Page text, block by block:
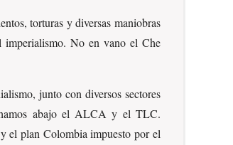
torturas y diversas maniobras
imperialismo. No en vano el Che
junto con diversos sectores
abajo el ALCA y el TLC.
el plan Colombia impuesto por el